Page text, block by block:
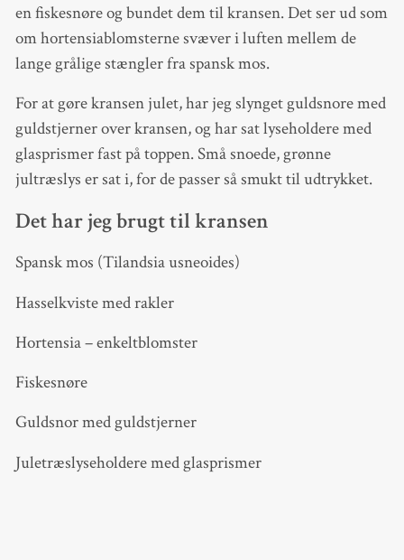
en fiskesnøre og bundet dem til kransen. Det ser ud som
om hortensiablomsterne svæver i luften mellem de
lange grålige stængler fra spansk mos.
For at gøre kransen julet, har jeg slynget guldsnore med
guldstjerner over kransen, og har sat lyseholdere med
glasprismer fast på toppen. Små snoede, grønne
jultræslys er sat i, for de passer så smukt til udtrykket.
Det har jeg brugt til kransen
Spansk mos (Tilandsia usneoides)
Hasselkviste med rakler
Hortensia – enkeltblomster
Fiskesnøre
Guldsnor med guldstjerner
Juletræslyseholdere med glasprismer